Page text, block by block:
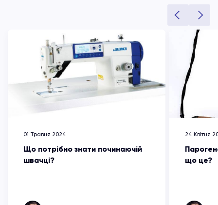
01 Травня 2024
Що потрібно знати починаючій
швачці?
24 Квітня
що це?